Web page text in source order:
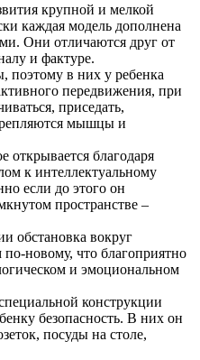
крупной и мелкой
каждая модель дополнена
Они отличаются друг от
и фактуре.
поэтому в них у ребенка
передвижения, при
приседать,
мышцы и
открывается благодаря
к интеллектуальному
если до этого он
пространстве –
обстановка вокруг
новому, что благоприятно
и эмоциональном
конструкции
безопасность. В них он
посуды на столе,